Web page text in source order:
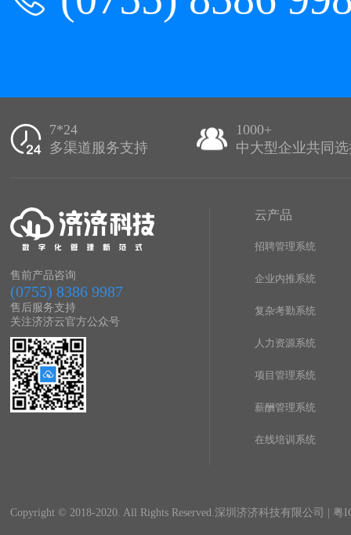
7*24
多渠道服务支持
1000+
中大型企业共同
售前产品咨询
(0755) 8386 9987
售后服务支持
关注济济云官方公众号
云产品
招聘管理系统
企业内推系统
复杂考勤系统
人力资源系统
项目管理系统
薪酬管理系统
在线培训系统
Copyright © 2018-2020. All Rights Reserved.深圳济济科技有限公司 | 粤